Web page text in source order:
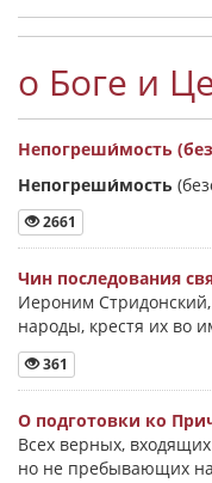
о Боге и
Непогреши́мость
Непогреши́мость
2661
Чин последования
Иероним Стридонский,
народы, крестя их во
361
О подготовки ко
Всех верных,
но не пребывающих